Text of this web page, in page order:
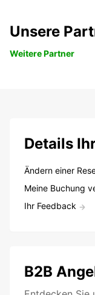
Unsere
Weitere Partner
Details
Ändern einer
Meine Buchung
Ihr Feedback
B2B